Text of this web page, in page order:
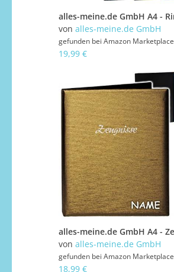
von alles-meine.de GmbH
gefunden bei Amazon Marketplace
19,99 €
von alles-meine.de GmbH
gefunden bei Amazon Marketplace
18,99 €